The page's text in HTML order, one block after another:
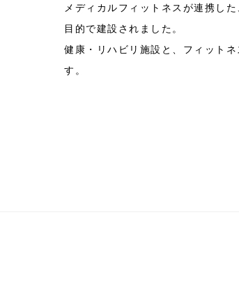
メディカルフィットネスが連携し
目的で建設されました。
健康・リハビリ施設と、フィット
す。